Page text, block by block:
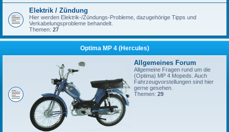
Elektrik / Zündung
Hier werden Elektrik-/Zündungs-Probleme, dazugehörige Tipps und
Verkabelungsprobleme behandelt.
Themen: 27
Optima MP 4 (Hercules)
Allgemeines Forum
Allgemeine Fragen rund um die
(Optima) MP 4 Mopeds. Auch
Fahrzeugvorstellungen sind hier
gerne gesehen.
Themen: 29